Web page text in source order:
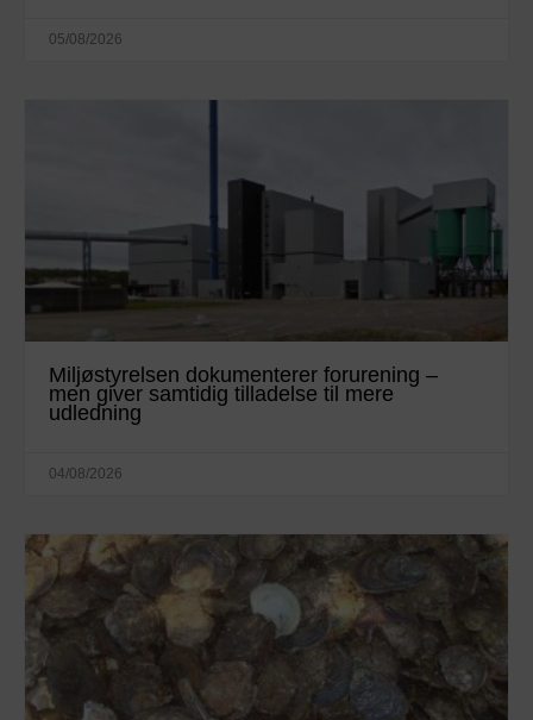
05/08/2026
Miljøstyrelsen dokumenterer forurening –
men giver samtidig tilladelse til mere
udledning
04/08/2026